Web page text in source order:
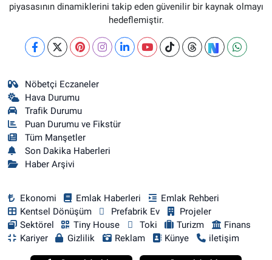
piyasasının dinamiklerini takip eden güvenilir bir kaynak olmayı
hedeflemiştir.
Nöbetçi Eczaneler
Hava Durumu
Trafik Durumu
Puan Durumu ve Fikstür
Tüm Manşetler
Son Dakika Haberleri
Haber Arşivi
Ekonomi Emlak Haberleri
Emlak Rehberi
Kentsel Dönüşüm
Prefabrik Ev
Projeler
Sektörel
Tiny House Toki Turizm
Finans
Kariyer
Gizlilik Reklam Künye iletişim